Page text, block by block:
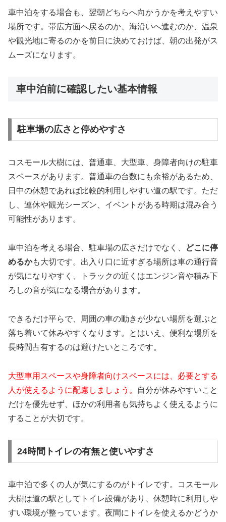
車中泊をする場合も、翌朝どちらへ向かうかを考えやすい
場所です。帯広方面へ戻るのか、海沿いへ進むのか、温泉
や観光地に寄るのかを前日に決めておけば、朝の出発がス
ムーズになります。
車中泊前に確認したい基本情報
駐車場の広さと停めやすさ
コスモール大樹には、普通車、大型車、身障者向けの駐車
スペースがあります。普通車の台数にも余裕があるため、
日中の休憩であれば比較的利用しやすい道の駅です。ただ
し、連休や観光シーズン、イベントがある時期は混み合う
可能性があります。
車中泊を考える場合、駐車場の広さだけでなく、
どこに停
めるかも大切です。出入り口に近すぎる場所は車の通行音
が気になりやすく、トラックの近くはエンジン音や積み下
ろしの音が気になる場合があります。
できるだけ平らで、周囲の車の動きが少ない場所を選ぶと
落ち着いて休みやすくなります。とはいえ、便利な場所を
長時間占有するのは避けたいところです。
大型車用スペースや身障者向けスペースには、必要とする
人が使えるように配慮しましょう。
自分が休みやすいこと
だけを優先せず、ほかの利用者も気持ちよく使えるように
することが大切です。
24時間トイレの有無と使いやすさ
車中泊で多くの人が気にするのがトイレです。コスモール
大樹は道の駅としてトイレ設備があり、休憩時に利用しや
すい環境が整っています。夜間にトイレを使えるかどうか